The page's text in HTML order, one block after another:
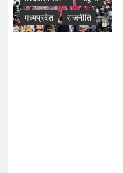
मध्यप्रदेश
राजनीति